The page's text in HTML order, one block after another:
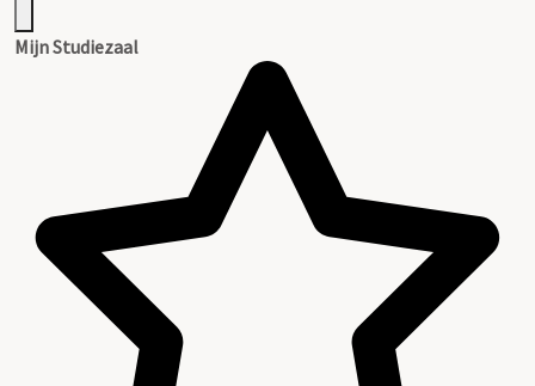
Mijn Studiezaal